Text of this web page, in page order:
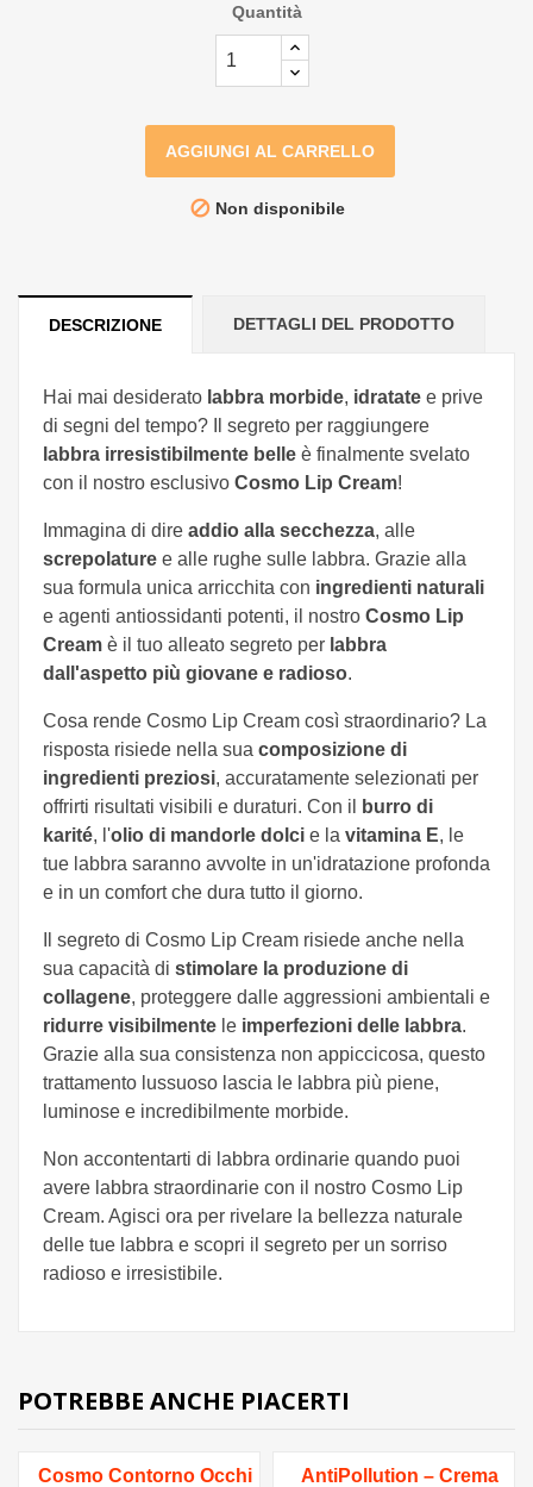
Quantità
AGGIUNGI AL CARRELLO
 Non disponibile
DESCRIZIONE DETTAGLI DEL PRODOTTO
Hai mai desiderato labbra morbide, idratate e prive
di segni del tempo? Il segreto per raggiungere
labbra irresistibilmente belle è finalmente svelato
con il nostro esclusivo Cosmo Lip Cream!
Immagina di dire addio alla secchezza, alle
screpolature e alle rughe sulle labbra. Grazie alla
sua formula unica arricchita con ingredienti naturali
e agenti antiossidanti potenti, il nostro Cosmo Lip
Cream è il tuo alleato segreto per labbra
dall'aspetto più giovane e radioso.
Cosa rende Cosmo Lip Cream così straordinario? La
risposta risiede nella sua composizione di
ingredienti preziosi, accuratamente selezionati per
offrirti risultati visibili e duraturi. Con il
burro di
karité, l'olio di mandorle dolci e la vitamina E, le
tue labbra saranno avvolte in un'idratazione profonda
e in un comfort che dura tutto il giorno.
Il segreto di Cosmo Lip Cream risiede anche nella
sua capacità di stimolare la produzione di
collagene, proteggere dalle aggressioni ambientali e
ridurre visibilmente le imperfezioni delle labbra.
Grazie alla sua consistenza non appiccicosa, questo
trattamento lussuoso lascia le labbra più piene,
luminose e incredibilmente morbide.
Non accontentarti di labbra ordinarie quando puoi
avere labbra straordinarie con il nostro Cosmo Lip
Cream. Agisci ora per rivelare la bellezza naturale
delle tue labbra e scopri il segreto per un sorriso
radioso e irresistibile.
POTREBBE ANCHE PIACERTI
Cosmo Contorno Occhi
AntiPollution – Crema